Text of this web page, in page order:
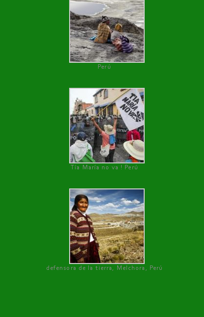
Perú
Tía María no va ! Perú
defensora de la tierra, Melchora, Perú